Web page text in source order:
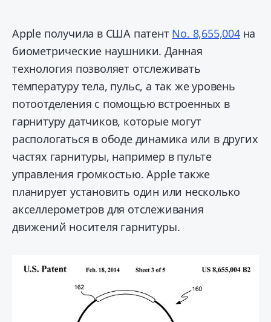
Apple получила в США патент No. 8,655,004на
биометрические наушники. Данная
технология позволяет отслеживать
температуру тела, пульс, а так же уровень
потоотделения с помощью встроенных в
гарнитуру датчиков, которые могут
распологаться в ободе динамика или в других
частях гарнитуры, например в пульте
управления громкостью. Apple также
планирует установить один или несколько
акселлерометров для отслеживания
движений носителя гарнитуры.